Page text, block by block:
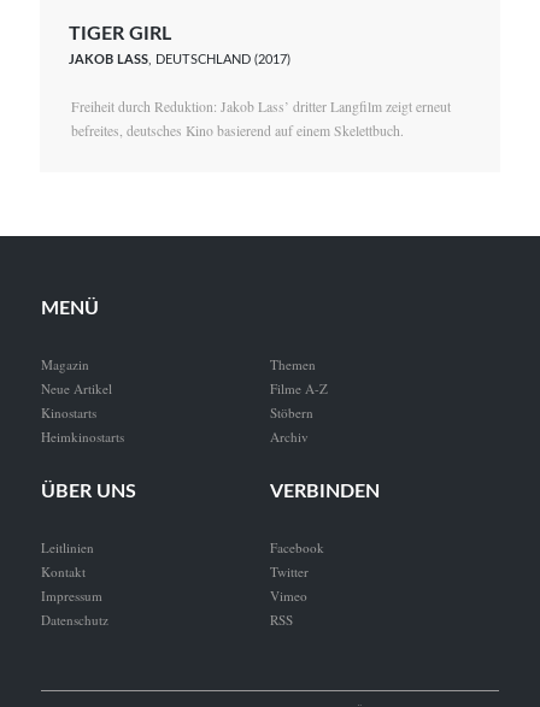
TIGER GIRL
JAKOB LASS, DEUTSCHLAND (2017)
Freiheit durch Reduktion: Jakob Lass’ dritter Langfilm zeigt erneut
befreites, deutsches Kino basierend auf einem Skelettbuch.
MENÜ
Magazin
Neue Artikel
Kinostarts
Heimkinostarts
Themen
Filme A-Z
Stöbern
Archiv
ÜBER UNS
Leitlinien
Kontakt
Impressum
Datenschutz
VERBINDEN
Facebook
Twitter
Vimeo
RSS